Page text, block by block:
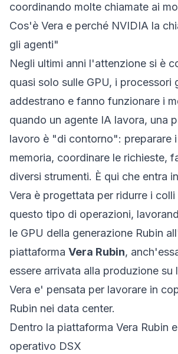
coordinando molte chiamate ai
Cos'è Vera e perché NVIDIA la
gli agenti"
Negli ultimi anni l'attenzione si è
quasi solo sulle GPU, i processori
addestrano e fanno funzionare i
quando un agente IA lavora, una
lavoro è "di contorno": preparare
memoria, coordinare le richieste,
diversi strumenti. È qui che entra
Vera è progettata per ridurre i
questo tipo di operazioni,
le GPU della generazione Rubin
piattaforma Vera Rubin,
essere arrivata alla produzione su
Vera e' pensata per lavorare in
Rubin nei data center.
Dentro la piattaforma Vera Rubin
operativo DSX